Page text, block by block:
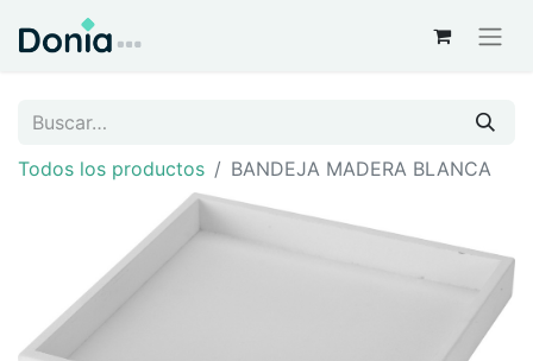
Todos los productos BANDEJA MADERA BLANCA